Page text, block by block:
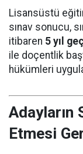
Lisansüstü
sınav sonucu,
itibaren 5 yıl
ile doçentlik
hükümleri
Adayların
Etmesi